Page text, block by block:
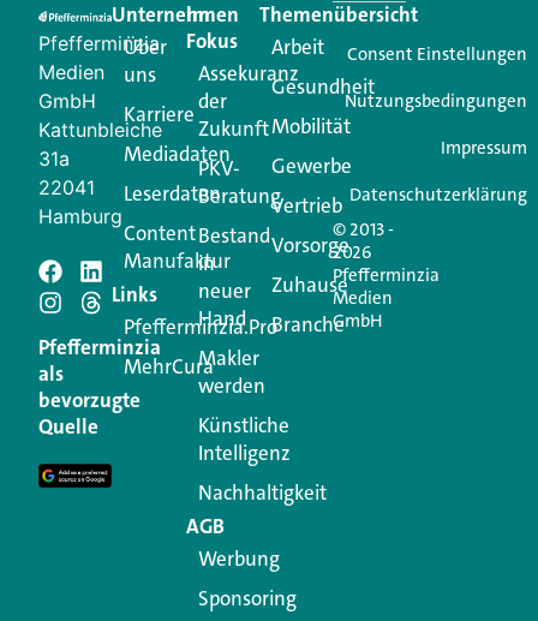
Creator für Ihre Kundenkommunikation. Alles, was
Ihren Vertriebsalltag leichter macht. Mit nur einem
Login.
Jetzt anmelden
Schreiben Sie einen
Kommentar
Ihre E-Mail-Adresse wird nicht veröffentlicht.
Erforderliche Felder sind mit
Kommentar
Pfefferminzia
Medien
GmbH
Kattunbleiche
31a
22041
Hamburg
Pfefferminzia
als
bevorzugte
Quelle
Unternehmen
Über
uns
Karriere
Mediadaten
Leserdaten
Content
Manufaktur
Links
Pfefferminzia.Pro
MehrCura
Im
Fokus
Assekuranz
der
Zukunft
PKV-
Beratung
Bestand
in
neuer
Hand
Makler
werden
Künstliche
Intelligenz
Nachhaltigkeit
AGB
Werbung
Sponsoring
Themenübersicht
Arbeit
Gesundheit
Mobilität
Gewerbe
Vertrieb
Vorsorge
Zuhause
Branche
© 2013 -
2026
Pfefferminzia
Medien
GmbH
Consent Einstellungen
Nutzungsbedingungen
Impressum
Datenschutzerklärung